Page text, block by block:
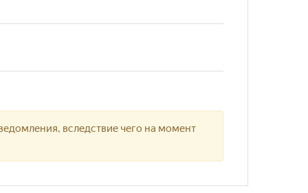
вследствие чего на момент